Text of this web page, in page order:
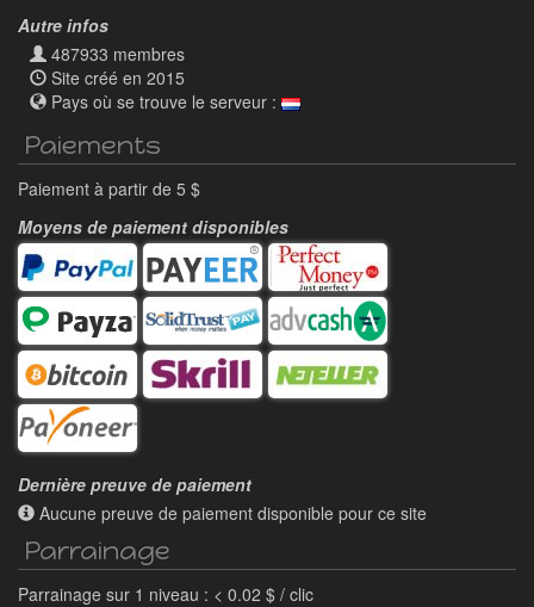
Autre infos
487933 membres
Site créé en 2015
Pays où se trouve le serveur :
Paiements
Paiement à partir de 5 $
Moyens de paiement disponibles
Dernière preuve de paiement
Aucune preuve de paiement disponible pour ce site
Parrainage
Parrainage sur 1 niveau : < 0.02 $ / clic